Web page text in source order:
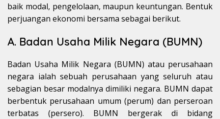
baik modal, pengelolaan, maupun keuntungan. Bentuk
perjuangan ekonomi bersama sebagai berikut.
A. Badan Usaha Milik Negara (BUMN)
Badan Usaha Milik Negara (BUMN) atau perusahaan
negara ialah sebuah perusahaan yang seluruh atau
sebagian besar modalnya dimiliki negara. BUMN dapat
berbentuk perusahaan umum (perum) dan perseroan
terbatas (persero). BUMN bergerak di bidang